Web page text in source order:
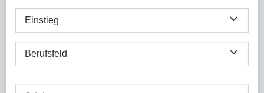
Einstieg
Berufsfeld